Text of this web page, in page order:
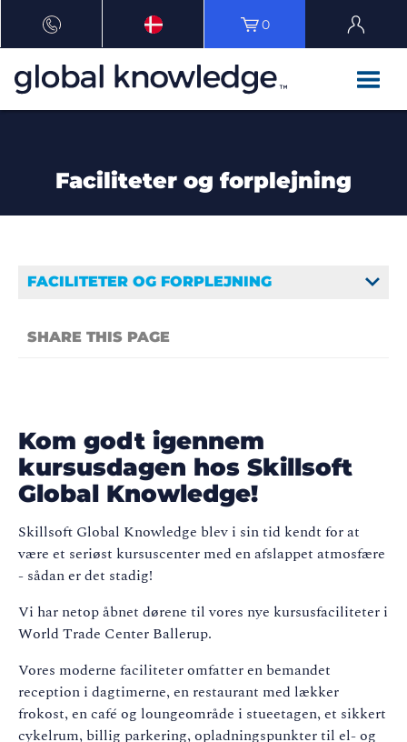
0
Faciliteter og forplejning
FACILITETER OG FORPLEJNING
SHARE THIS PAGE
Kom godt igennem
kursusdagen hos Skillsoft
Global Knowledge!
Skillsoft Global Knowledge blev i sin tid kendt for at
være et seriøst kursuscenter med en afslappet atmosfære
- sådan er det stadig!
Vi har netop åbnet dørene til vores nye kursusfaciliteter i
World Trade Center Ballerup.
Vores moderne faciliteter omfatter en bemandet
reception i dagtimerne, en restaurant med lækker
frokost, en café og loungeområde i stueetagen, et sikkert
cykelrum, billig parkering, opladningspunkter til el- og